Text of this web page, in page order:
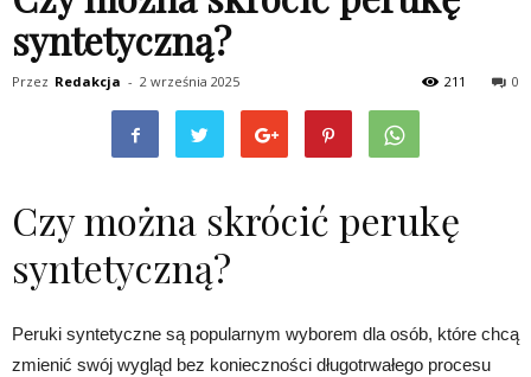
syntetyczną?
Przez Redakcja - 2 września 2025 0
211
Czy można skrócić perukę
syntetyczną?
Peruki syntetyczne są popularnym wyborem dla osób, które chcą
zmienić swój wygląd bez konieczności długotrwałego procesu